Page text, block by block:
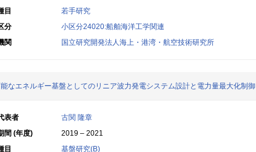
目
若手研究
分
小区分24020:船舶海洋工学関連
関
国立研究開発法人海上・港湾・航空技術研究所
なエネルギー基盤としてのリニア波力発電システム設計と電力量最大化制御
表者
古関 隆章
間 (年度)
2019 – 2021
目
基盤研究(B)